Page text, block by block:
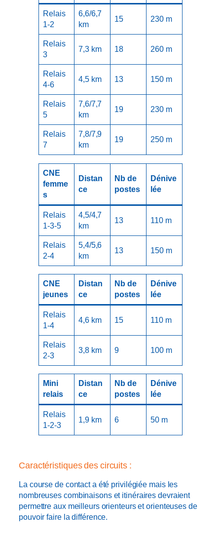
Relais
1-2
6,6/6,7
km
15 230 m
Relais
3
7,3 km 18 260 m
Relais
4-6
4,5 km 13 150 m
Relais
5
7,6/7,7
km
19 230 m
Relais
7
7,8/7,9
km
19 250 m
CNE
femme
s
Distan
ce
Nb de
postes
Dénive
lée
Relais
1-3-5
4,5/4,7
km
13 110 m
Relais
2-4
5,4/5,6
km
13 150 m
CNE
jeunes
Distan
ce
Nb de
postes
Dénive
lée
Relais
1-4
4,6 km 15 110 m
Relais
2-3
3,8 km 9 100 m
Mini
relais
Distan
ce
Nb de
postes
Dénive
lée
Relais
1-2-3
1,9 km 6 50 m
Caractéristiques des circuits :
La course de contact a été privilégiée mais les
nombreuses combinaisons et itinéraires devraient
permettre aux meilleurs orienteurs et orienteuses de
pouvoir faire la différence.